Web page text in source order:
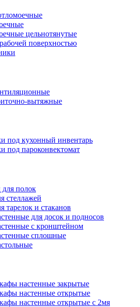
цельнотянутые
поверхностью
вытяжные
под кухонный инвентарь
под пароконвектомат
полок
стеллажей
тарелок и стаканов
для досок и подносов
с кронштейном
сплошные
настенные закрытые
настенные открытые
настенные открытые с 2мя